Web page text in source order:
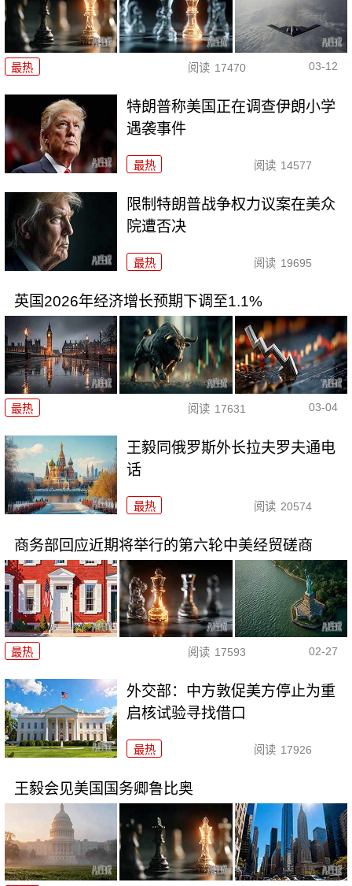
最热 阅读 17470 03-12
特朗普称美国正在调查伊朗小学
遇袭事件
最热 阅读 14577
限制特朗普战争权力议案在美众
院遭否决
最热 阅读 19695
英国2026年经济增长预期下调至1.1%
最热 阅读 17631 03-04
王毅同俄罗斯外长拉夫罗夫通电
话
最热 阅读 20574
商务部回应近期将举行的第六轮中美经贸磋商
最热 阅读 17593 02-27
外交部：中方敦促美方停止为重
启核试验寻找借口
最热 阅读 17926
王毅会见美国国务卿鲁比奥